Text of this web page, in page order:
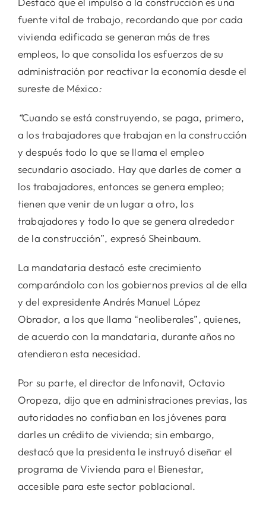
fuente vital de trabajo, recordando que por cada
vivienda edificada se generan más de tres
empleos, lo que consolida los esfuerzos de su
administración por reactivar la economía desde el
sureste de México:
“Cuando se está construyendo, se paga, primero,
a los trabajadores que trabajan en la construcción
y después todo lo que se llama el empleo
secundario asociado. Hay que darles de comer a
los trabajadores, entonces se genera empleo;
tienen que venir de un lugar a otro, los
trabajadores y todo lo que se genera alrededor
de la construcción”, expresó Sheinbaum.
La mandataria destacó este crecimiento
comparándolo con los gobiernos previos al de ella
y del expresidente Andrés Manuel López
Obrador, a los que llama “neoliberales”, quienes,
de acuerdo con la mandataria, durante años no
atendieron esta necesidad.
Por su parte, el director de Infonavit, Octavio
Oropeza, dijo que en administraciones previas, las
autoridades no confiaban en los jóvenes para
darles un crédito de vivienda; sin embargo,
destacó que la presidenta le instruyó diseñar el
programa de Vivienda para el Bienestar,
accesible para este sector poblacional.